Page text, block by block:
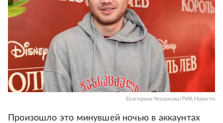
Екатерина Чеснокова/РИА Новости
Произошло это минувшей ночью в аккаунтах